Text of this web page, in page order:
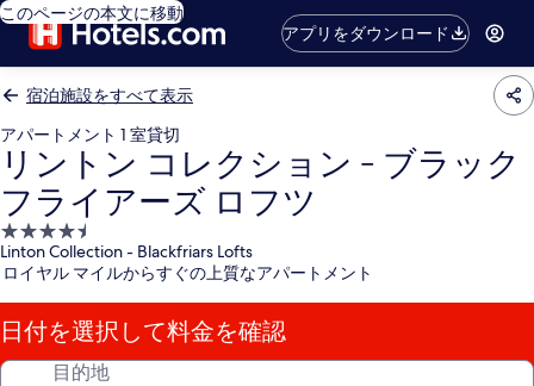
このページの本文に移動
アプリをダウンロード
宿泊施設をすべて表示
アパートメント 1 室貸切
リントン コレクション - ブラック
フライアーズ ロフツ
4.5
つ
星
宿
泊
施
Linton Collection - Blackfriars Lofts
ロイヤル マイルからすぐの上質なアパートメント
日付を選択して料金を確認
目的地